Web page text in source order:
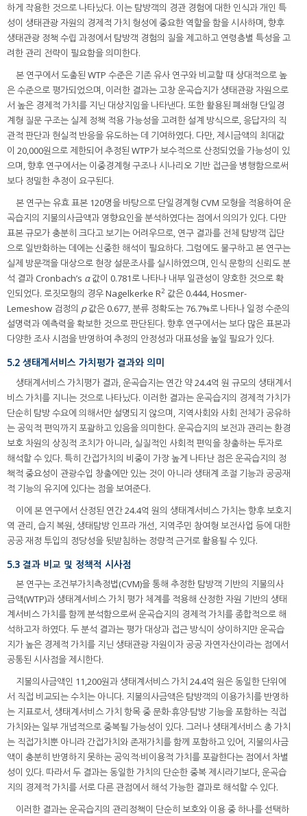
하게 작용한 것으로 나타났다. 이는 탐방객의 경관 경험에 대한 인식과 개인 특
성이 생태관광 자원의 경제적 가치 형성에 중요한 역할을 함을 시사하며, 향후
생태관광 정책 수립 과정에서 탐방객 경험의 질을 제고하고 연령층별 특성을 고
려한 관리 전략이 필요함을 의미한다.
본 연구에서 도출된 WTP 수준은 기존 유사 연구와 비교할 때 상대적으로 높
은 수준으로 평가되었으며, 이러한 결과는 고창 운곡습지가 생태관광 자원으로
서 높은 경제적 가치를 지닌 대상지임을 나타낸다. 또한 활용된 폐쇄형 단일경
계형 질문 구조는 실제 정책 적용 가능성을 고려한 설계 방식으로, 응답자의 직
관적 판단과 현실적 반응을 유도하는 데 기여하였다. 다만, 제시금액의 최대값
이 20,000원으로 제한되어 추정된 WTP가 보수적으로 산정되었을 가능성이 있
으며, 향후 연구에서는 이중경계형 구조나 시나리오 기반 접근을 병행함으로써
보다 정밀한 추정이 요구된다.
본 연구는 유효 표본 120명을 바탕으로 단일경계형 CVM 모형을 적용하여 운
곡습지의 지불의사금액과 영향요인을 분석하였다는 점에서 의의가 있다. 다만
표본 규모가 충분히 크다고 보기는 어려우므로, 연구 결과를 전체 탐방객 집단
으로 일반화하는 데에는 신중한 해석이 필요하다. 그럼에도 불구하고 본 연구는
실제 방문객을 대상으로 현장 설문조사를 실시하였으며, 인식 문항의 신뢰도 분
석 결과 Cronbach’s α값이 0.781로 나타나 내부 일관성이 양호한 것으로 확
인되었다. 로짓모형의 경우 Nagelkerke R2 값은 0.444, Hosmer-
Lemeshow 검정의 p값은 0.677, 분류 정확도는 76.7%로 나타나 일정 수준의
설명력과 예측력을 확보한 것으로 판단된다. 향후 연구에서는 보다 많은 표본과
다양한 조사 시점을 반영하여 추정의 안정성과 대표성을 높일 필요가 있다.
5.2 생태계서비스 가치평가 결과와 의미
생태계서비스 가치평가 결과, 운곡습지는 연간 약 24.4억 원 규모의 생태계서
비스 가치를 지니는 것으로 나타났다. 이러한 결과는 운곡습지의 경제적 가치가
단순히 탐방 수요에 의해서만 설명되지 않으며, 지역사회와 사회 전체가 공유하
는 공익적 편익까지 포괄하고 있음을 의미한다. 운곡습지의 보전과 관리는 환경
보호 차원의 상징적 조치가 아니라, 실질적인 사회적 편익을 창출하는 투자로
해석할 수 있다. 특히 간접가치의 비중이 가장 높게 나타난 점은 운곡습지의 정
책적 중요성이 관광수입 창출에만 있는 것이 아니라 생태계 조절 기능과 공공재
적 기능의 유지에 있다는 점을 보여준다.
이에 본 연구에서 산정된 연간 24.4억 원의 생태계서비스 가치는 향후 보호지
역 관리, 습지 복원, 생태탐방 인프라 개선, 지역주민 참여형 보전사업 등에 대한
공공 재정 투입의 정당성을 뒷받침하는 정량적 근거로 활용될 수 있다.
5.3 결과 비교 및 정책적 시사점
본 연구는 조건부가치측정법(CVM)을 통해 추정한 탐방객 기반의 지불의사
금액(WTP)과 생태계서비스 가치 평가 체계를 적용해 산정한 자원 기반의 생태
계서비스 가치를 함께 분석함으로써 운곡습지의 경제적 가치를 종합적으로 해
석하고자 하였다. 두 분석 결과는 평가 대상과 접근 방식이 상이하지만 운곡습
지가 높은 경제적 가치를 지닌 생태관광 자원이자 공공 자연자산이라는 점에서
공통된 시사점을 제시한다.
지불의사금액인 11,200원과 생태계서비스 가치 24.4억 원은 동일한 단위에
서 직접 비교되는 수치는 아니다. 지불의사금액은 탐방객의 이용가치를 반영하
는 지표로서, 생태계서비스 가치 항목 중 문화·휴양·탐방 기능을 포함하는 직접
가치와는 일부 개념적으로 중복될 가능성이 있다. 그러나 생태계서비스 총 가치
는 직접가치뿐 아니라 간접가치와 존재가치를 함께 포함하고 있어, 지불의사금
액이 충분히 반영하지 못하는 공익적·비이용적 가치를 포괄한다는 점에서 차별
성이 있다. 따라서 두 결과는 동일한 가치의 단순한 중복 제시라기보다, 운곡습
지의 경제적 가치를 서로 다른 관점에서 해석 가능한 결과로 해석할 수 있다.
이러한 결과는 운곡습지의 관리정책이 단순히 보호와 이용 중 하나를 선택하